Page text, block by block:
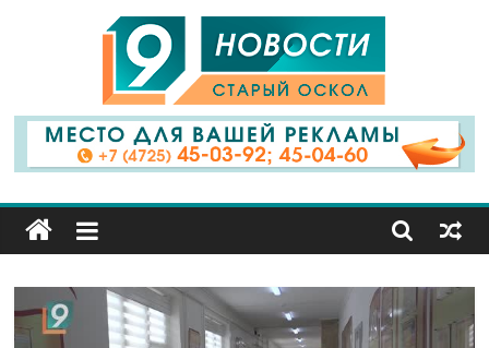
9
Канал
Старый
Оскол